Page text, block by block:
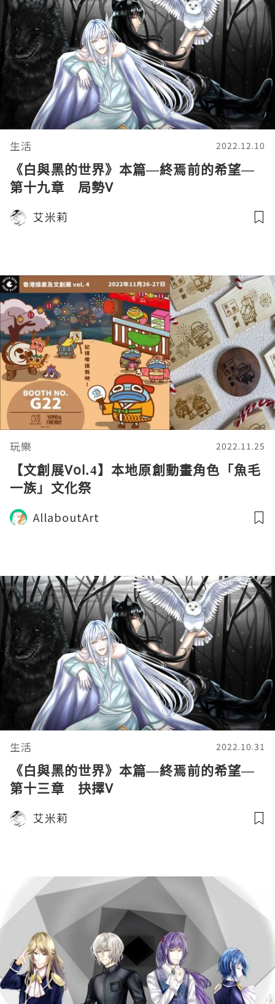
生活 2022.12.10
《白與黑的世界》本篇—終焉前的希望—
第十九章 局勢V
艾米莉
玩樂 2022.11.25
【文創展Vol.4】本地原創動畫角色「魚毛
一族」文化祭
AllaboutArt
生活 2022.10.31
《白與黑的世界》本篇—終焉前的希望—
第十三章 抉擇V
艾米莉